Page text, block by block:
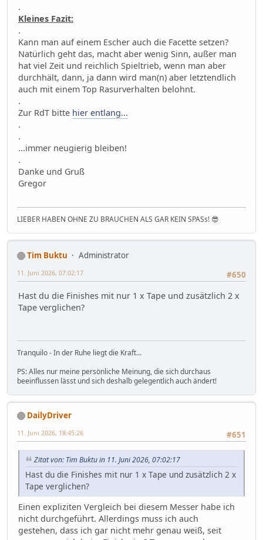
.
Kleines Fazit:
.
Kann man auf einem Escher auch die Facette setzen?
Natürlich geht das, macht aber wenig Sinn, außer man
hat viel Zeit und reichlich Spieltrieb, wenn man aber
durchhält, dann, ja dann wird man(n) aber letztendlich
auch mit einem Top Rasurverhalten belohnt.
.
Zur RdT bitte hier entlang...
.
.
...immer neugierig bleiben!
.
Danke und Gruß
Gregor
LIEBER HABEN OHNE ZU BRAUCHEN ALS GAR KEIN SPASs! 😎
Tim Buktu
Administrator
#650
11. Juni 2026, 07:02:17
Hast du die Finishes mit nur 1 x Tape und zusätzlich 2 x
Tape verglichen?
Tranquilo - In der Ruhe liegt die Kraft...
PS: Alles nur meine persönliche Meinung, die sich durchaus
beeinflussen lässt und sich deshalb gelegentlich auch ändert!
DailyDriver
#651
11. Juni 2026, 18:45:26
Zitat von: Tim Buktu in 11. Juni 2026, 07:02:17
Hast du die Finishes mit nur 1 x Tape und zusätzlich 2 x
Tape verglichen?
Einen expliziten Vergleich bei diesem Messer habe ich
nicht durchgeführt. Allerdings muss ich auch
gestehen, dass ich gar nicht mehr genau weiß, seit